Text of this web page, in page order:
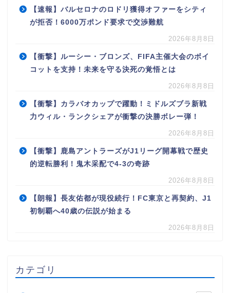
【速報】バルセロナのロドリ獲得オファーをシティ
が拒否！6000万ポンド要求で交渉難航
2026年8月8日
【衝撃】ルーシー・ブロンズ、FIFA主催大会のボイ
コットを支持！未来を守る決死の覚悟とは
2026年8月8日
【衝撃】カラバオカップで躍動！ミドルズブラ新戦
力ウィル・ランクシェアが衝撃の決勝ボレー弾！
2026年8月8日
【衝撃】鹿島アントラーズがJ1リーグ開幕戦で歴史
的逆転勝利！鬼木采配で4-3の奇跡
2026年8月8日
【朗報】長友佑都が現役続行！FC東京と再契約、J1
初制覇へ40歳の伝説が始まる
2026年8月8日
カテゴリ